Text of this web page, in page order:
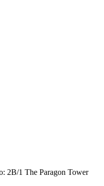
2B/1 The Paragon Tower